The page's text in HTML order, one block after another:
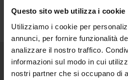
Questo sito web utilizza i cookie
Utilizziamo i cookie per
annunci, per fornire funzionalità
analizzare il nostro traffico.
informazioni sul modo in cui
nostri partner che si occupano di
Senaf srl